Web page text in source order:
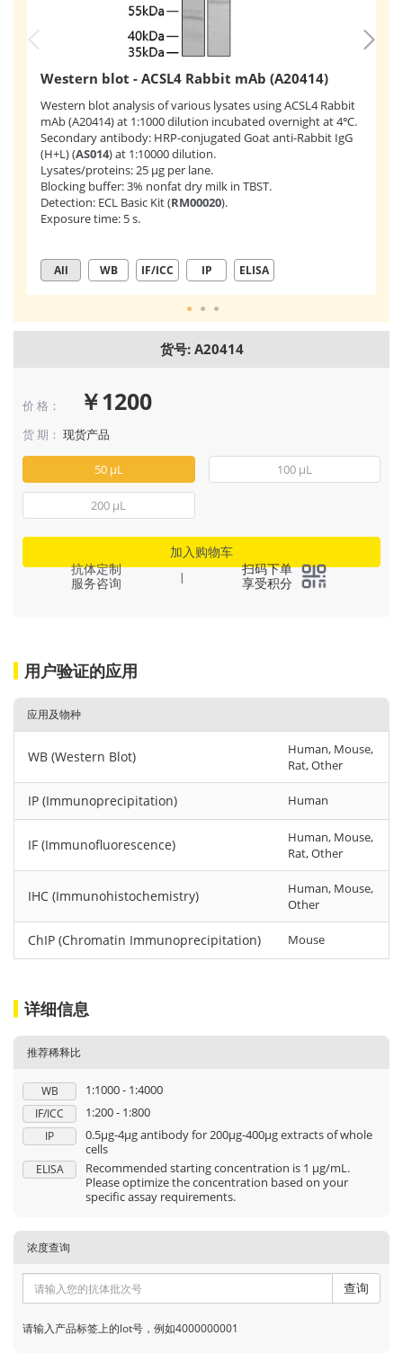
Western blot - ACSL4 Rabbit mAb (A20414)
Western blot analysis of various lysates using ACSL4 Rabbit
mAb (A20414) at 1:1000 dilution incubated overnight at 4℃.
Secondary antibody: HRP-conjugated Goat anti-Rabbit IgG
(H+L) (AS014) at 1:10000 dilution.
Lysates/proteins: 25 μg per lane.
Blocking buffer: 3% nonfat dry milk in TBST.
Detection: ECL Basic Kit (RM00020).
Exposure time: 5 s.
All WB IF/ICC IP ELISA
货号: A20414
价 格： ￥1200
货 期： 现货产品
50 μL 100 μL
200 μL
加入购物车
抗体定制
服务咨询
|
扫码下单
享受积分
用户验证的应用
应用及物种
WB (Western Blot)
Human, Mouse,
Rat, Other
IP (Immunoprecipitation) Human
IF (Immunofluorescence)
Human, Mouse,
Rat, Other
IHC (Immunohistochemistry)
Human, Mouse,
Other
ChIP (Chromatin Immunoprecipitation) Mouse
详细信息
推荐稀释比
WB 1:1000 - 1:4000
IF/ICC 1:200 - 1:800
IP
0.5μg-4μg antibody for 200μg-400μg extracts of whole
cells
ELISA
Recommended starting concentration is 1 μg/mL.
Please optimize the concentration based on your
specific assay requirements.
浓度查询
查询
请输入产品标签上的lot号，例如4000000001